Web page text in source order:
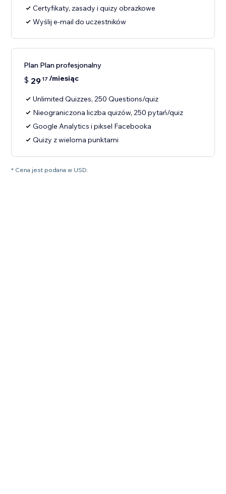
Certyfikaty, zasady i quizy obrazkowe
Wyślij e-mail do uczestników
Plan Plan profesjonalny
$ 29 17 /miesiąc
Unlimited Quizzes, 250 Questions/quiz
Nieograniczona liczba quizów, 250 pytań/quiz
Google Analytics i piksel Facebooka
Quizy z wieloma punktami
* Cena jest podana w USD.